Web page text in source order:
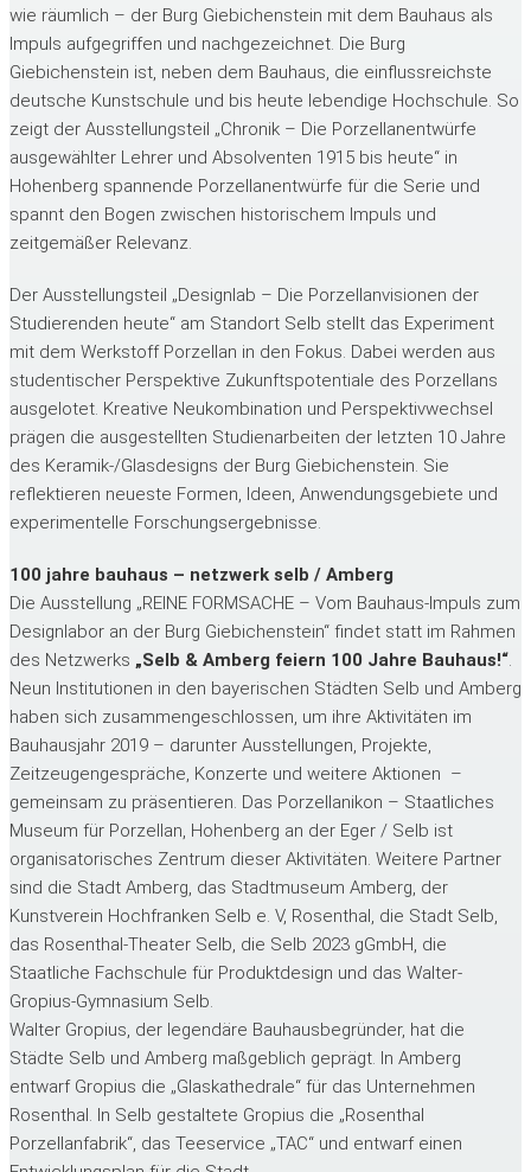
wie räumlich – der Burg Giebichenstein mit dem Bauhaus als
Impuls aufgegriffen und nachgezeichnet. Die Burg
Giebichenstein ist, neben dem Bauhaus, die einﬂussreichste
deutsche Kunstschule und bis heute lebendige Hochschule. So
zeigt der Ausstellungsteil „Chronik – Die Porzellanentwürfe
ausgewählter Lehrer und Absolventen 1915 bis heute“ in
Hohenberg spannende Porzellanentwürfe für die Serie und
spannt den Bogen zwischen historischem Impuls und
zeitgemäßer Relevanz.
Der Ausstellungsteil „Designlab – Die Porzellanvisionen der
Studierenden heute“ am Standort Selb stellt das Experiment
mit dem Werkstoff Porzellan in den Fokus. Dabei werden aus
studentischer Perspektive Zukunftspotentiale des Porzellans
ausgelotet. Kreative Neukombination und Perspektivwechsel
prägen die ausgestellten Studienarbeiten der letzten 10 Jahre
des Keramik-/Glasdesigns der Burg Giebichenstein. Sie
reflektieren neueste Formen, Ideen, Anwendungsgebiete und
experimentelle Forschungsergebnisse.
100 jahre bauhaus – netzwerk selb / Amberg
Die Ausstellung „REINE FORMSACHE – Vom Bauhaus-Impuls zum
Designlabor an der Burg Giebichenstein“ findet statt im Rahmen
des Netzwerks „Selb & Amberg feiern 100 Jahre Bauhaus!“.
Neun Institutionen in den bayerischen Städten Selb und Amberg
haben sich zusammengeschlossen, um ihre Aktivitäten im
Bauhausjahr 2019 – darunter Ausstellungen, Projekte,
Zeitzeugengespräche, Konzerte und weitere Aktionen –
gemeinsam zu präsentieren. Das Porzellanikon – Staatliches
Museum für Porzellan, Hohenberg an der Eger / Selb ist
organisatorisches Zentrum dieser Aktivitäten. Weitere Partner
sind die Stadt Amberg, das Stadtmuseum Amberg, der
Kunstverein Hochfranken Selb e. V, Rosenthal, die Stadt Selb,
das Rosenthal-Theater Selb, die Selb 2023 gGmbH, die
Staatliche Fachschule für Produktdesign und das Walter-
Gropius-Gymnasium Selb.
Walter Gropius, der legendäre Bauhausbegründer, hat die
Städte Selb und Amberg maßgeblich geprägt. In Amberg
entwarf Gropius die „Glaskathedrale“ für das Unternehmen
Rosenthal. In Selb gestaltete Gropius die „Rosenthal
Porzellanfabrik“, das Teeservice „TAC“ und entwarf einen